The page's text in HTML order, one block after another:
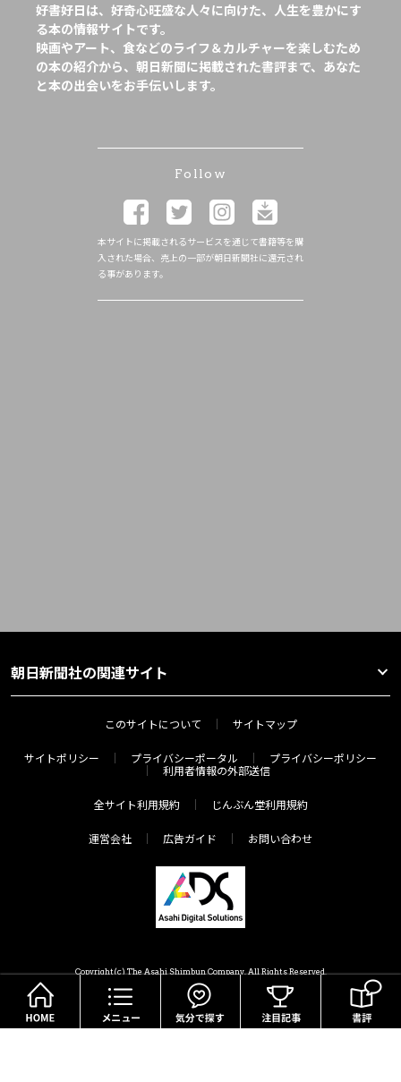
好書好日は、好奇心旺盛な人々に向けた、人生を豊かにす
る本の情報サイトです。
映画やアート、食などのライフ＆カルチャーを楽しむため
の本の紹介から、朝日新聞に掲載された書評まで、あなた
と本の出会いをお手伝いします。
Follow
本サイトに掲載されるサービスを通じて書籍等を購
入された場合、売上の一部が朝日新聞社に還元され
る事があります。
朝日新聞社の関連サイト
このサイトについて サイトマップ
サイトポリシー プライバシーポータル
プライバシーポリシー
利用者情報の外部送信
全サイト利用規約 じんぶん堂利用規約
運営会社 広告ガイド お問い合わせ
Copyright(c) The Asahi Shimbun Company. All Rights Reserved.